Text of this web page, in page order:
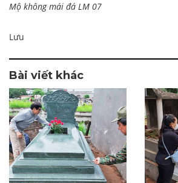
Mộ không mái đá LM 07
Lưu
Bài viết khác